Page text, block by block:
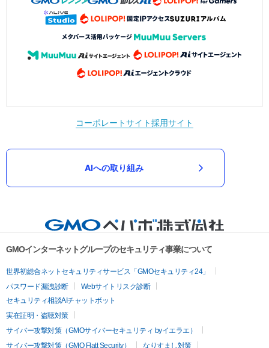
コーポレートサイト採用サイト
AIへの取り組み
GMOインターネットグループのセキュリティ事業について
世界初総合ネットセキュリティサービス「GMOセキュリティ24」
パスワード漏洩診断
Webサイトリスク診断
セキュリティ相談AIチャットボット
実在証明・盗聴対策
サイバー攻撃対策（GMOサイバーセキュリティ byイエラエ）
サイバー攻撃対策（GMO Flatt Security）
なりすまし対策